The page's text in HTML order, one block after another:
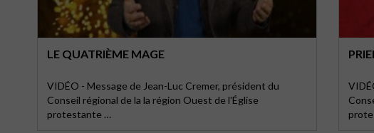
LE QUATRIÈME MAGE
VIDÉO - Message de Jean-Luc Cremer, président du
Conseil régional de la la région Ouest de l'Église
protestante …